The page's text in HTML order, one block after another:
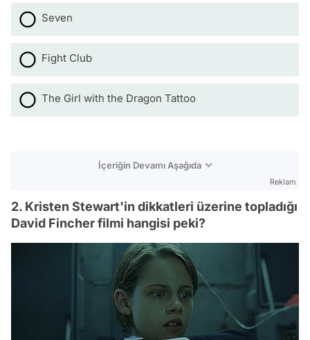
Seven
Fight Club
The Girl with the Dragon Tattoo
İçeriğin Devamı Aşağıda
Reklam
2. Kristen Stewart'in dikkatleri üzerine topladığı
David Fincher filmi hangisi peki?